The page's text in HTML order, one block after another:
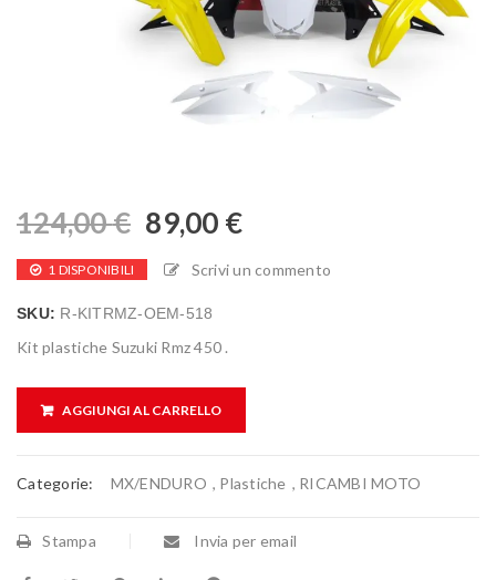
124,00€ 89,00 €
1 DISPONIBILI Scrivi un commento
SKU: R-KITRMZ-OEM-518
Kit plastiche Suzuki Rmz 450 .
AGGIUNGI AL CARRELLO
Categorie: MX/ENDURO , Plastiche , RICAMBI MOTO
Stampa Invia per email